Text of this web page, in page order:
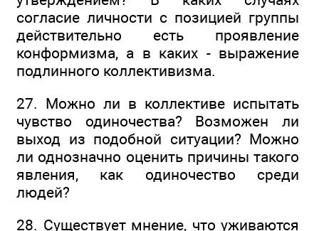
согласие личности с позицией группы
действительно есть проявление
конформизма, а в каких - выражение
подлинного коллективизма.
27. Можно ли в коллективе испытать
чувство одиночества? Возможен ли
выход из подобной ситуации? Можно
ли однозначно оценить причины такого
явления, как одиночество среди
людей?
28. Существует мнение, что уживаются